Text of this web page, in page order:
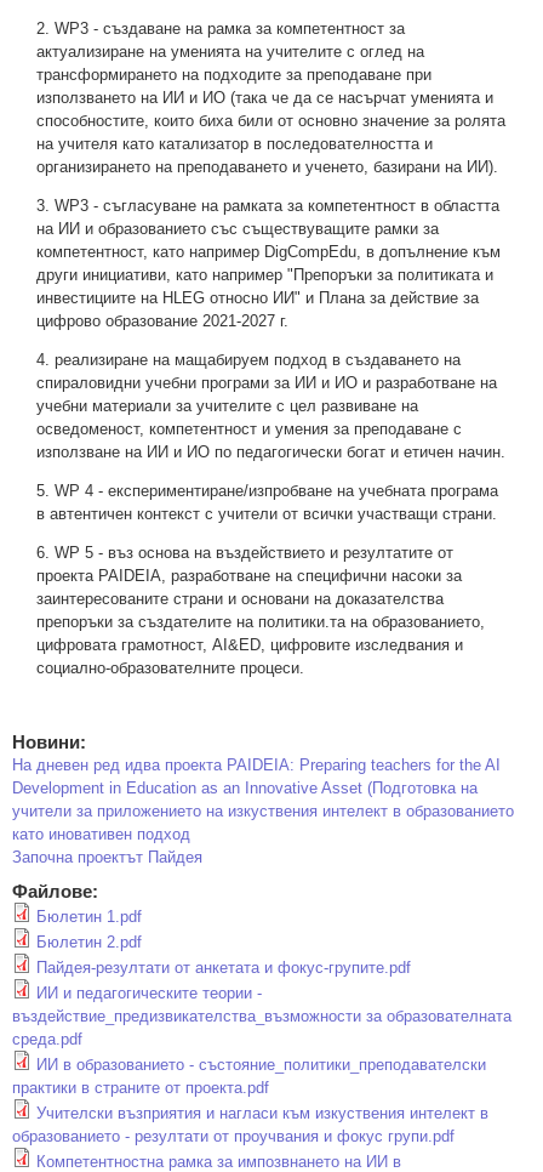
2. WP3 - създаване на рамка за компетентност за
актуализиране на уменията на учителите с оглед на
трансформирането на подходите за преподаване при
използването на ИИ и ИО (така че да се насърчат уменията и
способностите, които биха били от основно значение за ролята
на учителя като катализатор в последователността и
организирането на преподаването и ученето, базирани на ИИ).
3. WP3 - съгласуване на рамката за компетентност в областта
на ИИ и образованието със съществуващите рамки за
компетентност, като например DigCompEdu, в допълнение към
други инициативи, като например "Препоръки за политиката и
инвестициите на HLEG относно ИИ" и Плана за действие за
цифрово образование 2021-2027 г.
4. реализиране на мащабируем подход в създаването на
спираловидни учебни програми за ИИ и ИО и разработване на
учебни материали за учителите с цел развиване на
осведоменост, компетентност и умения за преподаване с
използване на ИИ и ИО по педагогически богат и етичен начин.
5. WP 4 - експериментиране/изпробване на учебната програма
в автентичен контекст с учители от всички участващи страни.
6. WP 5 - въз основа на въздействието и резултатите от
проекта PAIDEIA, разработване на специфични насоки за
заинтересованите страни и основани на доказателства
препоръки за създателите на политики.та на образованието,
цифровата грамотност, AI&ED, цифровите изследвания и
социално-образователните процеси.
Новини:
На дневен ред идва проекта PAIDEIA: Preparing teachers for the AI
Development in Education as an Innovative Asset (Подготовка на
учители за приложението на изкуствения интелект в образованието
като иновативен подход
Започна проектът Пайдея
Файлове:
Бюлетин 1.pdf
Бюлетин 2.pdf
Пайдея-резултати от анкетата и фокус-групите.pdf
ИИ и педагогическите теории -
въздействие_предизвикателства_възможности за образователната
среда.pdf
ИИ в образованието - състояние_политики_преподавателски
практики в страните от проекта.pdf
Учителски възприятия и нагласи към изкуствения интелект в
образованието - резултати от проучвания и фокус групи.pdf
Компетентностна рамка за импозвнането на ИИ в